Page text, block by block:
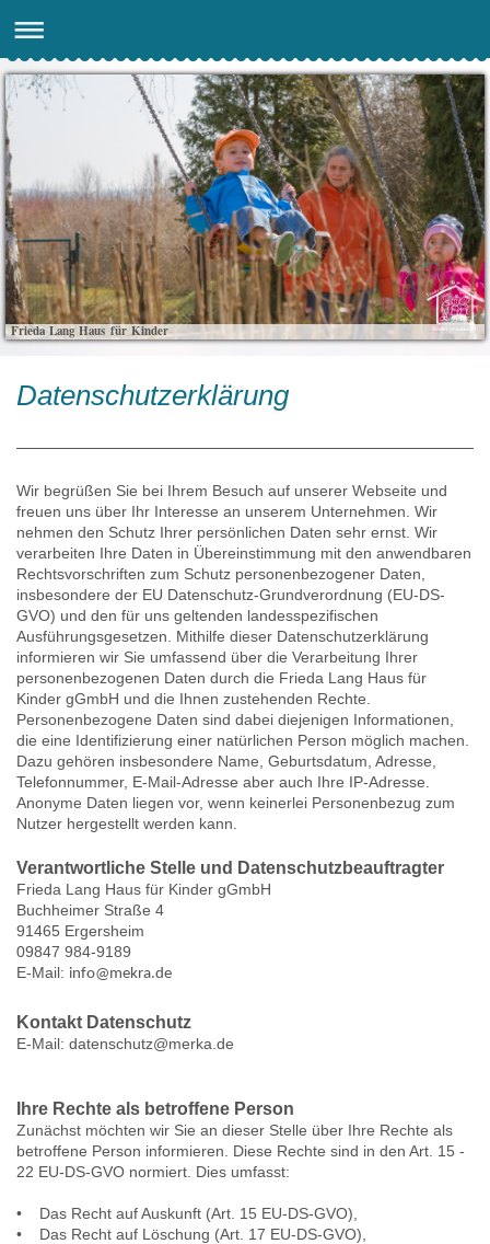
Frieda Lang Haus für Kinder
Datenschutzerklärung
Wir begrüßen Sie bei Ihrem Besuch auf unserer Webseite und
freuen uns über Ihr Interesse an unserem Unternehmen. Wir
nehmen den Schutz Ihrer persönlichen Daten sehr ernst. Wir
verarbeiten Ihre Daten in Übereinstimmung mit den anwendbaren
Rechtsvorschriften zum Schutz personenbezogener Daten,
insbesondere der EU Datenschutz-Grundverordnung (EU-DS-
GVO) und den für uns geltenden landesspezifischen
Ausführungsgesetzen. Mithilfe dieser Datenschutzerklärung
informieren wir Sie umfassend über die Verarbeitung Ihrer
personenbezogenen Daten durch die Frieda Lang Haus für
Kinder gGmbH und die Ihnen zustehenden Rechte.
Personenbezogene Daten sind dabei diejenigen Informationen,
die eine Identifizierung einer natürlichen Person möglich machen.
Dazu gehören insbesondere Name, Geburtsdatum, Adresse,
Telefonnummer, E-Mail-Adresse aber auch Ihre IP-Adresse.
Anonyme Daten liegen vor, wenn keinerlei Personenbezug zum
Nutzer hergestellt werden kann.
Verantwortliche Stelle und Datenschutzbeauftragter
Frieda Lang Haus für Kinder gGmbH
Buchheimer Straße 4
91465 Ergersheim
09847 984-9189
E-Mail: info@mekra.de
Kontakt Datenschutz
E-Mail: datenschutz@merka.de
Ihre Rechte als betroffene Person
Zunächst möchten wir Sie an dieser Stelle über Ihre Rechte als
betroffene Person informieren. Diese Rechte sind in den Art. 15 -
22 EU-DS-GVO normiert. Dies umfasst:
• Das Recht auf Auskunft (Art. 15 EU-DS-GVO),
• Das Recht auf Löschung (Art. 17 EU-DS-GVO),